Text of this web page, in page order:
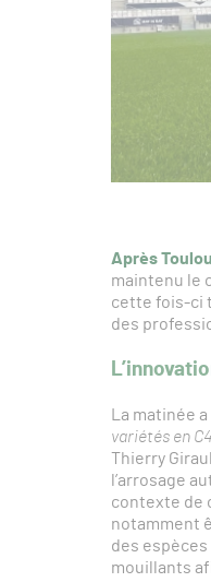
Après
maintenu le
cette fois-ci
des
La matinée
variétés en
Thierry
l’arrosage
contexte de
notamment
des
mouillants